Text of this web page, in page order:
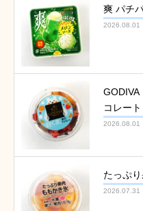
爽 パチ
2026.08.01
GODIVA
コレート
2026.08.01
たっぷ
2026.07.31